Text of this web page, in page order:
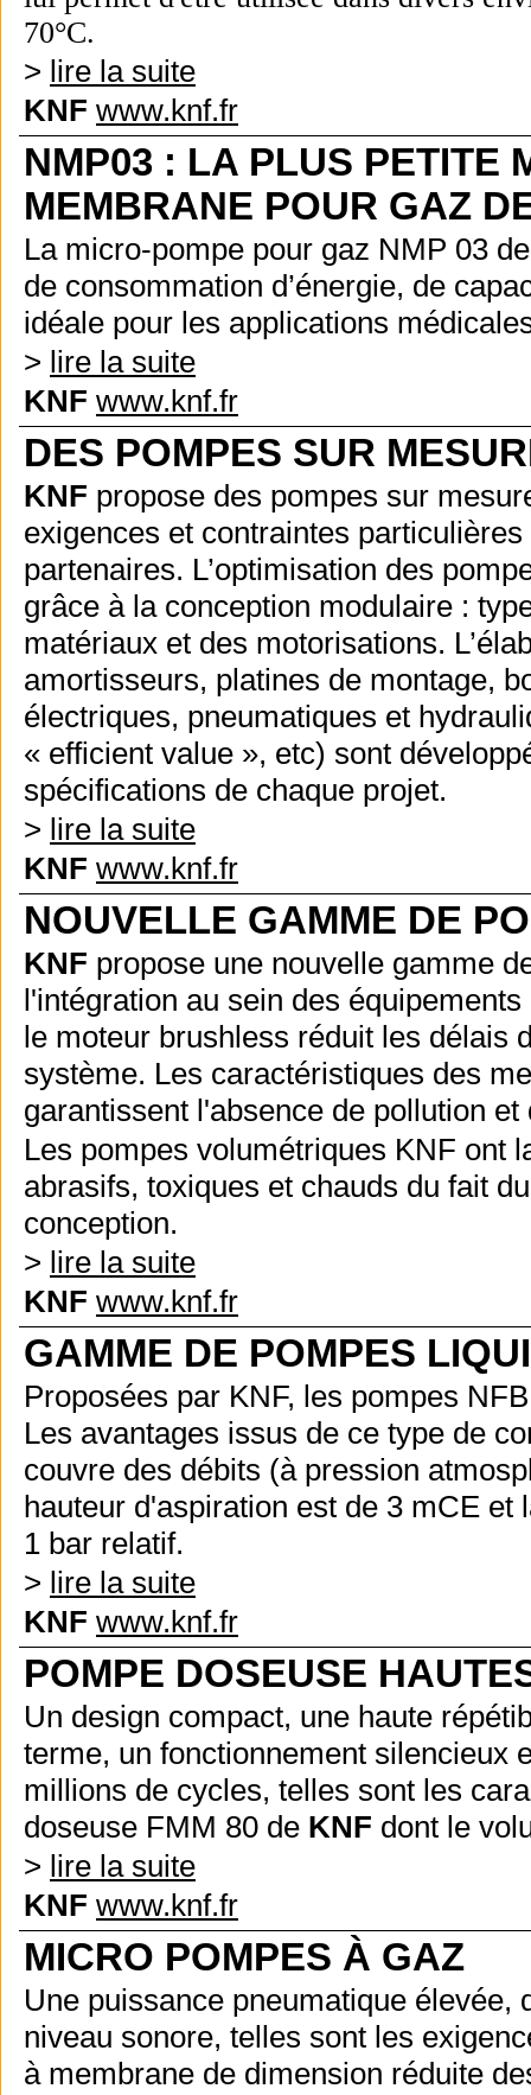
70°C.
> lire la suite
KNF www.knf.fr
NMP03 : LA PLUS PETITE
MEMBRANE POUR GAZ
La micro-pompe pour gaz NMP 03 de
de consommation d’énergie, de
idéale pour les applications
> lire la suite
KNF www.knf.fr
DES POMPES SUR
KNF propose des pompes sur
exigences et contraintes
partenaires. L’optimisation des
grâce à la conception modulaire :
matériaux et des motorisations.
amortisseurs, platines de montage,
électriques, pneumatiques et
« efficient value », etc) sont
spécifications de chaque projet.
> lire la suite
KNF www.knf.fr
NOUVELLE GAMME DE
KNF propose une nouvelle gamme
l'intégration au sein des
le moteur brushless réduit les délais
système. Les caractéristiques des
garantissent l'absence de pollution
Les pompes volumétriques KNF ont
abrasifs, toxiques et chauds du fait
conception.
> lire la suite
KNF www.knf.fr
GAMME DE POMPES
Proposées par KNF, les pompes
Les avantages issus de ce type de
couvre des débits (à pression
hauteur d'aspiration est de 3 mCE
1 bar relatif.
> lire la suite
KNF www.knf.fr
POMPE DOSEUSE
Un design compact, une haute
terme, un fonctionnement silencieux
millions de cycles, telles sont les
doseuse FMM 80 de KNF dont le
> lire la suite
KNF www.knf.fr
MICRO POMPES À GAZ
Une puissance pneumatique
niveau sonore, telles sont les
à membrane de dimension réduite